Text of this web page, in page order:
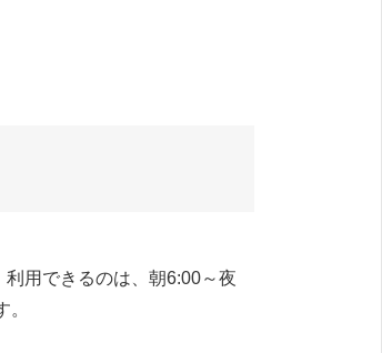
用できるのは、朝6:00～夜